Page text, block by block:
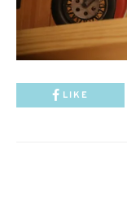
LIKE